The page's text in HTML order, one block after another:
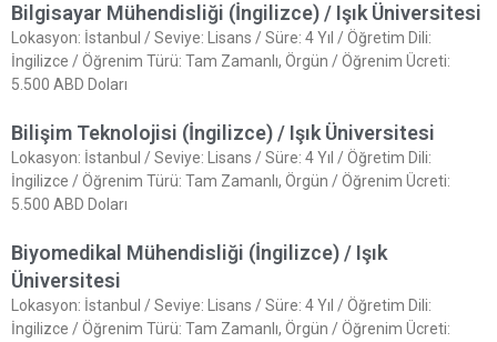
Bilgisayar Mühendisliği (İngilizce) / Işık Üniversitesi
Lokasyon: İstanbul / Seviye: Lisans / Süre: 4 Yıl / Öğretim Dili:
İngilizce / Öğrenim Türü: Tam Zamanlı, Örgün / Öğrenim Ücreti:
5.500 ABD Doları
Bilişim Teknolojisi (İngilizce) / Işık Üniversitesi
Lokasyon: İstanbul / Seviye: Lisans / Süre: 4 Yıl / Öğretim Dili:
İngilizce / Öğrenim Türü: Tam Zamanlı, Örgün / Öğrenim Ücreti:
5.500 ABD Doları
Biyomedikal Mühendisliği (İngilizce) / Işık
Üniversitesi
Lokasyon: İstanbul / Seviye: Lisans / Süre: 4 Yıl / Öğretim Dili:
İngilizce / Öğrenim Türü: Tam Zamanlı, Örgün / Öğrenim Ücreti: